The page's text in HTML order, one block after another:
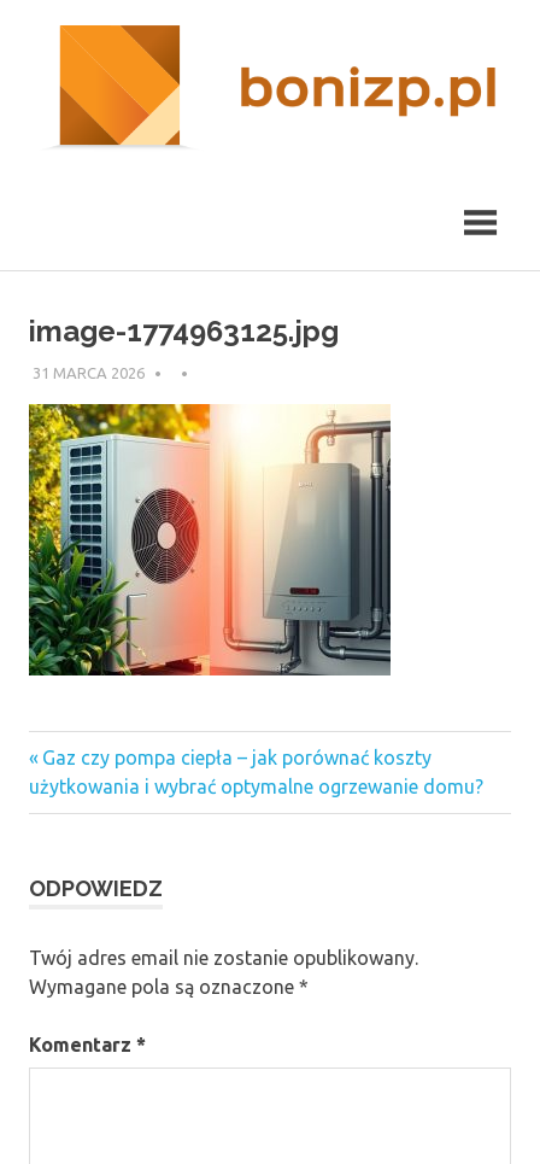
nieruchomości
Kraków
image-1774963125.jpg
31 MARCA 2026
Nawigacja
wpisu
Previous
Post:
Gaz czy pompa ciepła – jak porównać koszty
użytkowania i wybrać optymalne ogrzewanie domu?
ODPOWIEDZ
Twój adres email nie zostanie opublikowany.
Wymagane pola są oznaczone *
Komentarz *